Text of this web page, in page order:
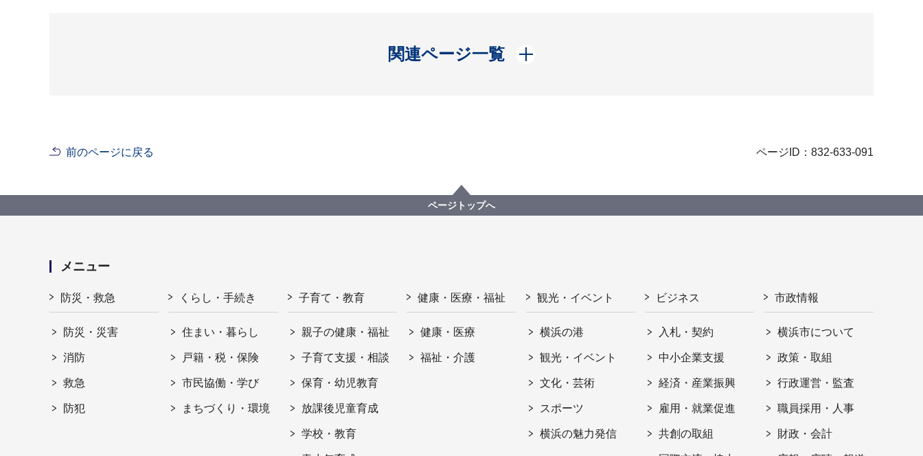
関連ページ一覧
開く
前のページに戻る ページID：832-633-091
ページトップへ
メニュー
防災・救急
防災・災害
消防
救急
防犯
くらし・手続き
住まい・暮らし
戸籍・税・保険
市民協働・学び
まちづくり・環境
子育て・教育
親子の健康・福祉
子育て支援・相談
保育・幼児教育
放課後児童育成
学校・教育
健康・医療・福祉
健康・医療
福祉・介護
観光・イベント
横浜の港
観光・イベント
文化・芸術
スポーツ
横浜の魅力発信
ビジネス
入札・契約
中小企業支援
経済・産業振興
雇用・就業促進
共創の取組
市政情報
横浜市について
政策・取組
行政運営・監査
職員採用・人事
財政・会計